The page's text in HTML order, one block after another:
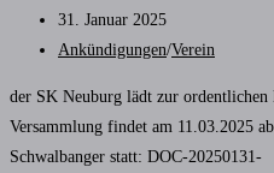
Autor:
Beitrag
veröffentlicht:
31. Januar 2025
Beitrags-
Ankündigungen/Verein
der SK Neuburg lädt zur
Versammlung findet am 11.03.2025
Schwalbanger statt: DOC-20250131-